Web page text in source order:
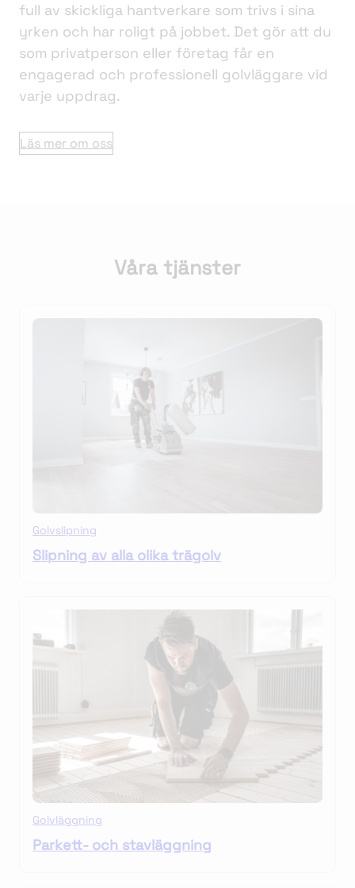
full av skickliga hantverkare som trivs i sina
yrken och har roligt på jobbet. Det gör att du
som privatperson eller företag får en
engagerad och professionell golvläggare vid
varje uppdrag.
Läs mer om oss
Våra tjänster
Golvslipning
Slipning av alla olika trägolv
Golvläggning
Parkett- och stavläggning